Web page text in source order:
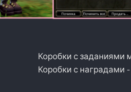
Коробки с заданиями
Коробки с наградами